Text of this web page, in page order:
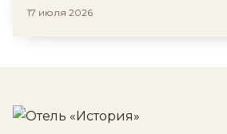
17 июля 2026